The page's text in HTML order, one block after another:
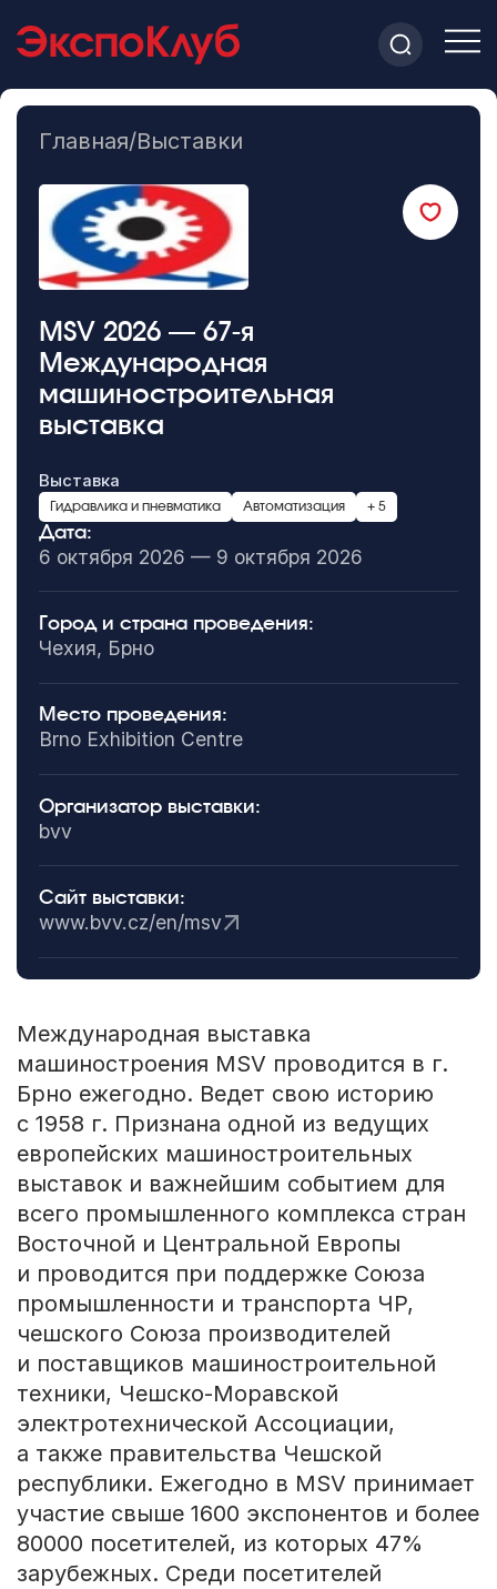
Главная/Выставки
MSV 2026 — 67-я
Международная
машиностроительная
выставка
Выставка
Гидравлика и пневматика Автоматизация + 5
Дата:
6 октября 2026 — 9 октября 2026
Город и страна проведения:
Чехия, Брно
Место проведения:
Brno Exhibition Centre
Организатор выставки:
bvv
Сайт выставки:
www.bvv.cz/en/msv
Международная выставка
машиностроения MSV проводится в г.
Брно ежегодно. Ведет свою историю
с 1958 г. Признана одной из ведущих
европейских машиностроительных
выставок и важнейшим событием для
всего промышленного комплекса стран
Восточной и Центральной Европы
и проводится при поддержке Союза
промышленности и транспорта ЧР,
чешского Союза производителей
и поставщиков машиностроительной
техники, Чешско-Моравской
электротехнической Ассоциации,
а также правительства Чешской
республики. Ежегодно в MSV принимает
участие свыше 1600 экспонентов и более
80000 посетителей, из которых 47%
зарубежных. Среди посетителей